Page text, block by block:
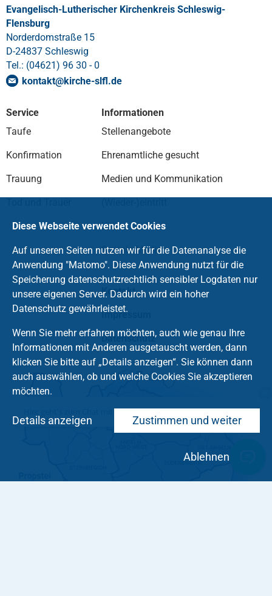
Evangelisch-Lutherischer Kirchenkreis Schleswig-
Flensburg
Norderdomstraße 15
D-24837 Schleswig
Tel.: (04621) 96 30 - 0
kontakt@kirche-slfl.de
Service
Taufe
Konfirmation
Trauung
Informationen
Stellenangebote
Ehrenamtliche gesucht
Medien und Kommunikation
Kirche fördern
Soziale Medien
Kontakt
Impressum
Datenschutz
Diese Webseite verwendet Cookies
Auf unseren Seiten nutzen wir für die Datenanalyse die
Anwendung "Matomo". Diese Anwendung nutzt für die
Speicherung datenschutzrechtlich sensibler Logdaten nur
unsere eigenen Server. Dadurch wird ein hoher
Datenschutz gewährleistet.
Wenn Sie mehr erfahren möchten, auch wie genau Ihre
Informationen mit Anderen ausgetauscht werden, dann
klicken Sie bitte auf „Details anzeigen“. Sie können dann
auch auswählen, ob und welche Cookies Sie akzeptieren
möchten.
Zustimmen und weiter
Details anzeigen
Ablehnen
Hier geht's zum Chat mit dem Team des Kirchenkreises